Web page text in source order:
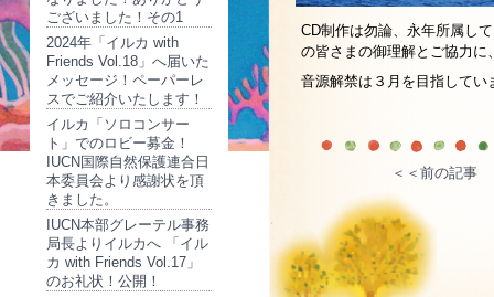
ございました！その1
2024年「イルカ with
Friends Vol.18」へ届いた
メッセージ！ペーパーレ
スでご紹介いたします！
イルカ「ソロコンサー
ト」でのロビー募金！
IUCN国際自然保護連合日
本委員会より感謝状を頂
きました。
IUCN本部グレーテル事務
局長よりイルカへ 「イル
カ with Friends Vol.17」
のお礼状！公開！
CD制作は勿論、永年所属し
の皆さまの御理解とご協力に
音源解禁は３月を目指して
＜＜前の記事